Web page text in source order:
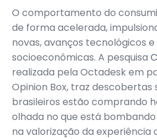
O comportamento do
de forma acelerada,
novas, avanços tecnológicos
socioeconômicas. A pesquisa
realizada pela Octadesk em
Opinion Box, traz descobertas
brasileiros estão comprando
olhada no que está
na valorização da experiência